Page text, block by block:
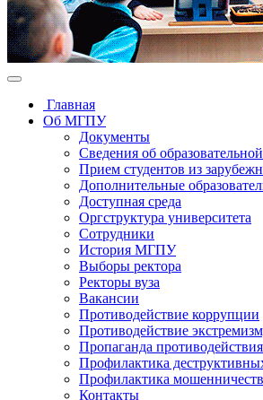
Главная
Об МГПУ
Документы
Сведения об
Прием студентов из
Дополнительные
Доступная среда
Оргструктура университета
Сотрудники
История МГПУ
Выборы ректора
Ректоры вуза
Вакансии
Противодействие коррупции
Противодействие
Пропаганда
Профилактика
Профилактика
Контакты